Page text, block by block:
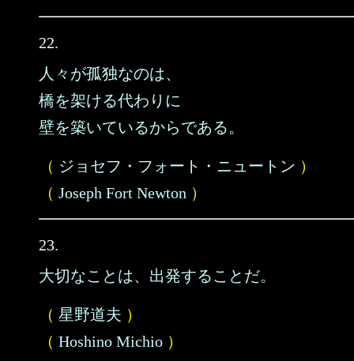
22.
人々が孤独なのは、
橋を架ける代わりに
壁を築いているからである。
（ ジョセフ・フォート・ニュートン ）
（ Joseph Fort Newton ）
23.
大切なことは、出発することだ。
（ 星野道夫 ）
（ Hoshino Michio ）